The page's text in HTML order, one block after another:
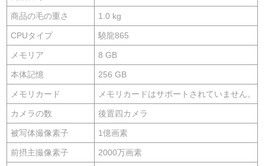
商品の毛の重さ 1.0 kg
CPUタイプ 驍龍865
メモリア 8 GB
本体記憶 256 GB
メモリカード メモリカードはサポートされていません。
カメラの数 後置四カメラ
被写体撮像素子 1億画素
前摂主撮像素子 2000万画素